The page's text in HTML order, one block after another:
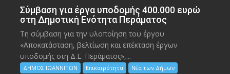
Σύμβαση για έργα υποδομής 400.000 ευρώ
στη Δημοτική Ενότητα Περάματος
Τη σύμβαση για την υλοποίηση του έργου
«Αποκατάσταση, βελτίωση και επέκταση έργων
υποδομής στη Δ.Ε. Περάματος»,...
ΔΗΜΟΣ ΙΩΑΝΝΙΤΩΝ Επικαιρότητα Νέα των Δήμων